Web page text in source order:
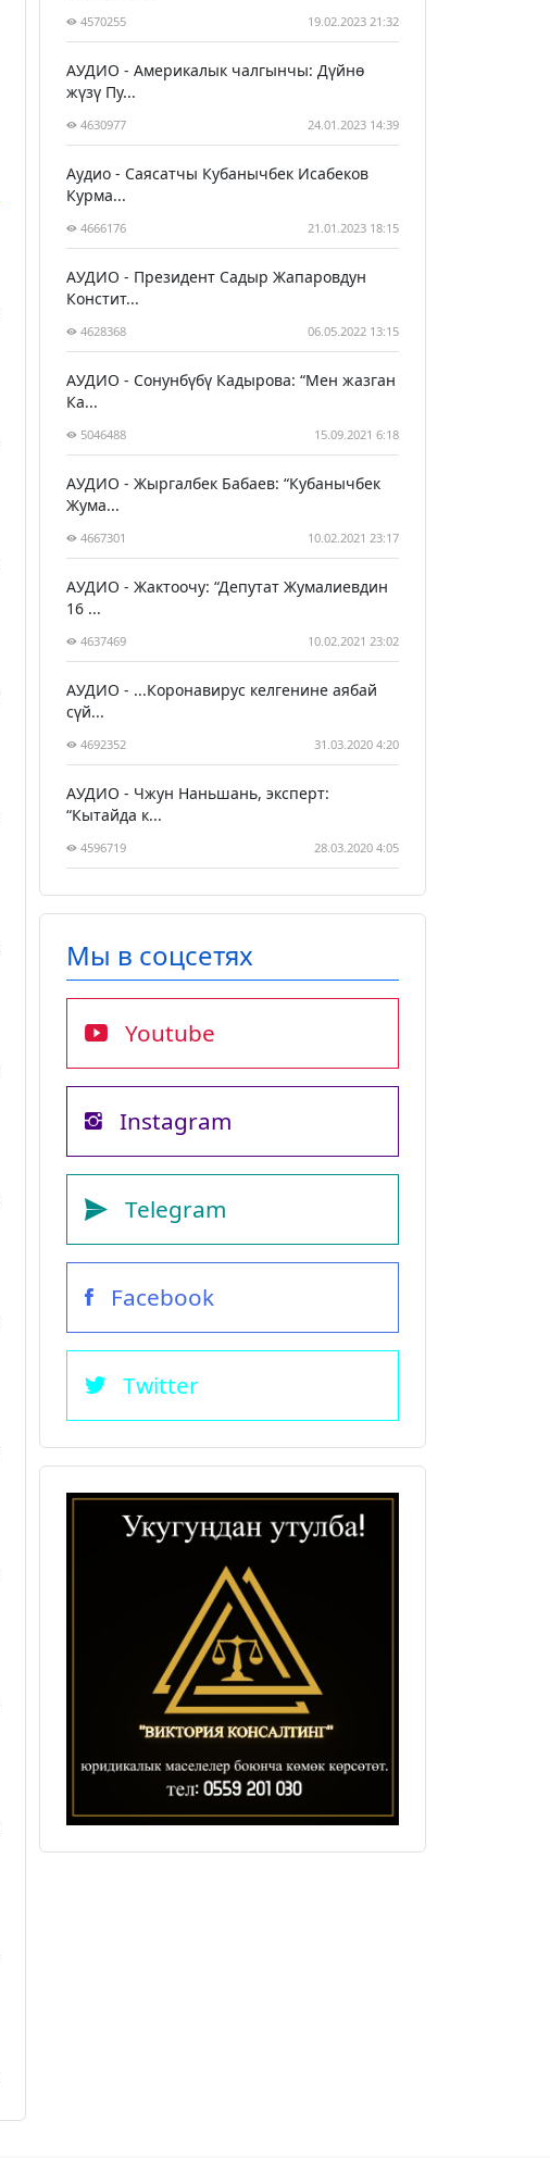
4570255 19.02.2023 21:32
АУДИО - Америкалык чалгынчы: Дүйнө
жүзү Пу...
4630977 24.01.2023 14:39
Аудио - Саясатчы Кубанычбек Исабеков
Курма...
4666176 21.01.2023 18:15
АУДИО - Президент Садыр Жапаровдун
Констит...
4628368 06.05.2022 13:15
АУДИО - Сонунбүбү Кадырова: “Мен жазган
Ка...
5046488 15.09.2021 6:18
АУДИО - Жыргалбек Бабаев: “Кубанычбек
Жума...
4667301 10.02.2021 23:17
АУДИО - Жактоочу: “Депутат Жумалиевдин
16 ...
4637469 10.02.2021 23:02
АУДИО - ...Коронавирус келгенине аябай
сүй...
4692352 31.03.2020 4:20
АУДИО - Чжун Наньшань, эксперт:
“Кытайда к...
4596719 28.03.2020 4:05
Мы в соцсетях
Youtube
Instagram
Telegram
Facebook
Twitter